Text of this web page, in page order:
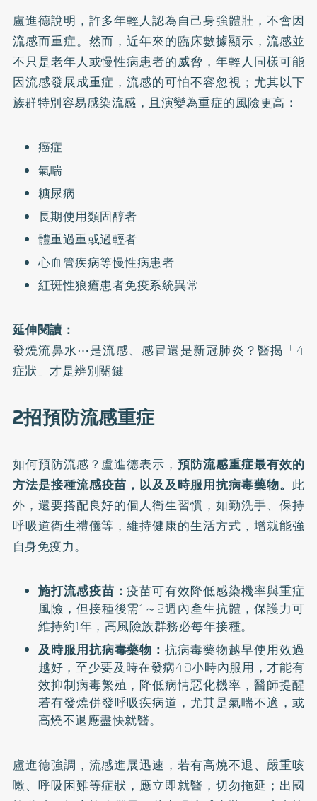
盧進德說明，許多年輕人認為自己身強體壯，不會因
流感而重症。然而，近年來的臨床數據顯示，流感並
不只是老年人或慢性病患者的威脅，年輕人同樣可能
因流感發展成重症，流感的可怕不容忽視；尤其以下
族群特別容易感染流感，且演變為重症的風險更高：
癌症
氣喘
糖尿病
長期使用類固醇者
體重過重或過輕者
心血管疾病等慢性病患者
紅斑性狼瘡患者免疫系統異常
延伸閱讀：
發燒流鼻水⋯是流感、感冒還是新冠肺炎？醫揭「4
症狀」才是辨別關鍵
2招預防流感重症
如何預防流感？盧進德表示，預防流感重症最有效的
方法是接種流感疫苗 ，以及及時服用抗病毒藥物。 此
外，還要搭配良好的個人衛生習慣，如勤洗手、保持
呼吸道衛生禮儀等，維持健康的生活方式，增就能強
自身免疫力。
施打流感疫苗：疫苗可有效降低感染機率與重症
風險，但接種後需1～2週內產生抗體，保護力可
維持約1年，高風險族群務必每年接種。
及時服用抗病毒藥物：抗病毒藥物越早使用效過
越好，至少要及時在發病48小時內服用，才能有
效抑制病毒繁殖，降低病情惡化機率，醫師提醒
若有發燒併發呼吸疾病道，尤其是氣喘不適，或
高燒不退應盡快就醫。
盧進德強調，流感進展迅速，若有高燒不退、嚴重咳
嗽、呼吸困難等症狀，應立即就醫，切勿拖延；出國